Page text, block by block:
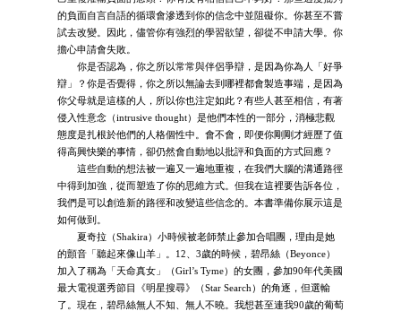
的負面自言自語的循環會滲透到你的信念中並阻礙你。你甚至不嘗
試去改變。因此，儘管你有強烈的學習欲望，卻從不申請大學。你
擔心申請會失敗。
你是否認為，你之所以常常與伴侶爭辯，是因為你為人「好爭
辯」？你是否覺得，你之所以無論去到哪裡都會製造事端，是因為
你父母就是這樣的人，所以你也注定如此？有些人甚至相信，有著
侵入性意念（intrusive thought）是他們本性的一部分，消極悲觀
態度是扎根於他們的人格個性中。會不會，即便你剛剛才經歷了值
得高興快樂的事情，卻仍然會自動地以批評和負面的方式回應？
這些自動的想法被一遍又一遍地重複，在我們大腦的溝通路徑
中得到加強，從而塑造了你的思維方式。但我在這裡要告訴各位，
我們是可以創造新的路徑和改變這些信念的。本書準備你展示這是
如何做到。
夏奇拉（Shakira）小時候被老師禁止參加合唱團，理由是她
的顫音「聽起來像山羊」。12、3歲的時候，碧昂絲（Beyonce）
加入了稱為「天命真女」（Girl’s Tyme）的女團，參加90年代美國
最大電視選秀節目《明星搜尋》（Star Search）的角逐，但選輸
了。現在，碧昂絲無人不知、無人不曉。我想甚至連我90歲的葡萄